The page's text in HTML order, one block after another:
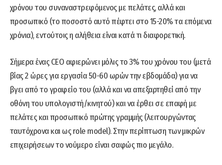
χρόνου του συναναστρεφόμενος με πελάτες, αλλά και
προσωπικό (το ποσοστό αυτό πέφτει στο 15-20% τα επόμενα
χρόνια), εντούτοις η αλήθεια είναι κατά τι διαφορετική.
Σήμερα ένας CEO αφιερώνει μόλις το 3% του χρόνου του (μετά
βίας 2 ώρες για εργασία 50-60 ωρών την εβδομάδα) για να
βγει από το γραφείο του (αλλά και να απεξαρτηθεί από την
οθόνη του υπολογιστή/κινητού) και να έρθει σε επαφή με
πελάτες και προσωπικό πρώτης γραμμής (λειτουργώντας
ταυτόχρονα και ως role model). Στην περίπτωση των μικρών
επιχειρήσεων το νούμερο είναι σαφώς πιο μεγάλο.